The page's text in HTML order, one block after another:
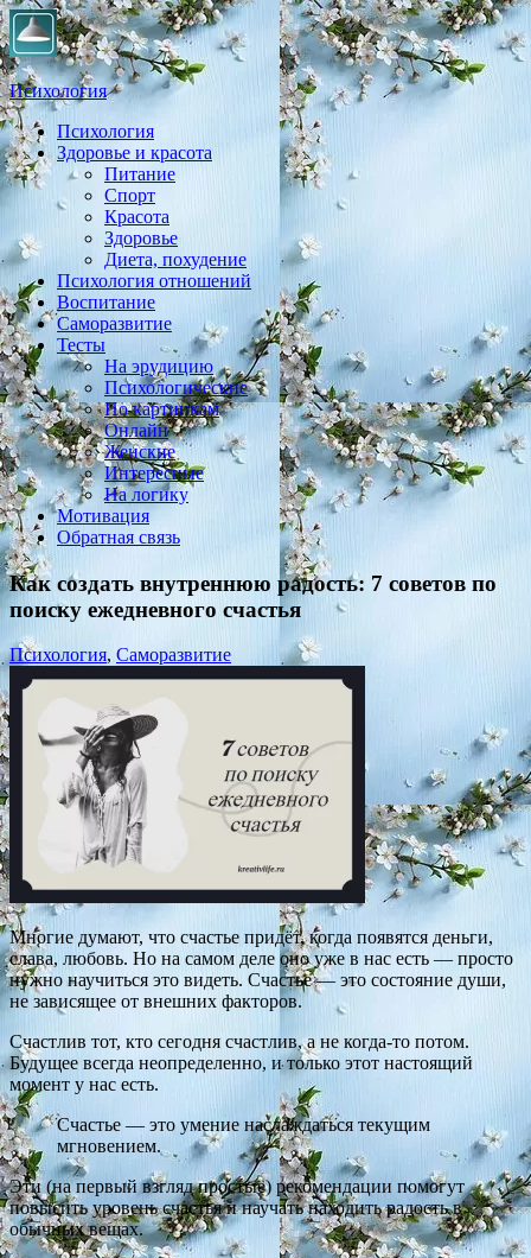
Психология
Практическая психология, личностный рост, экология,
здоровье, воспитание,
Психология
Здоровье и красота
Питание
Спорт
Красота
Здоровье
Диета, похудение
Психология отношений
Воспитание
Саморазвитие
Тесты
На эрудицию
Психологические
По картинкам
Онлайн
Женские
Интересные
На логику
Мотивация
Обратная связь
Как создать внутреннюю радость: 7 советов по
поиску ежедневного счастья
Психология, Саморазвитие
Многие думают, что счастье придёт, когда появятся деньги,
слава, любовь. Но на самом деле оно уже в нас есть — просто
нужно научиться это видеть. Счастье — это состояние души,
не зависящее от внешних факторов.
Счастлив тот, кто сегодня счастлив, а не когда-то потом.
Будущее всегда неопределенно, и только этот настоящий
момент у нас есть.
Счастье — это умение наслаждаться текущим
мгновением.
Эти (на первый взгляд простые) рекомендации помогут
повысить уровень счастья и научать находить радость в
обычных вещах.